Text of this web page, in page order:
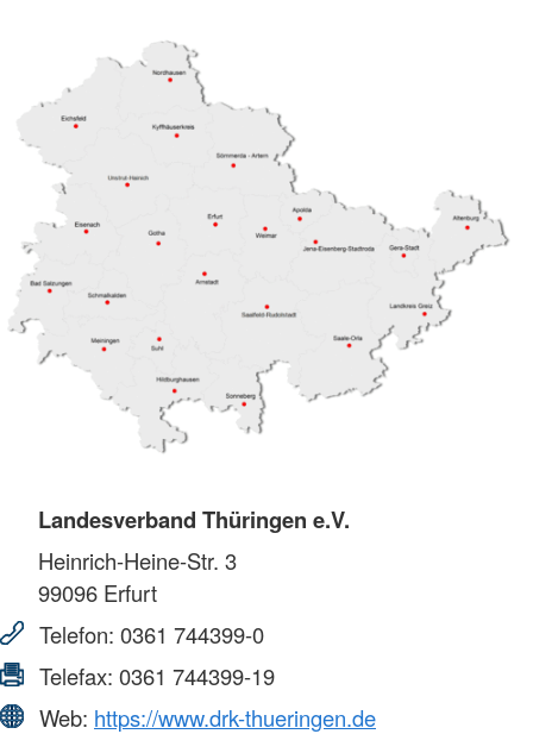
Landesverband Thüringen e.V.
Heinrich-Heine-Str. 3
99096 Erfurt
Telefon: 0361 744399-0
Telefax: 0361 744399-19
Web: https://www.drk-thueringen.de